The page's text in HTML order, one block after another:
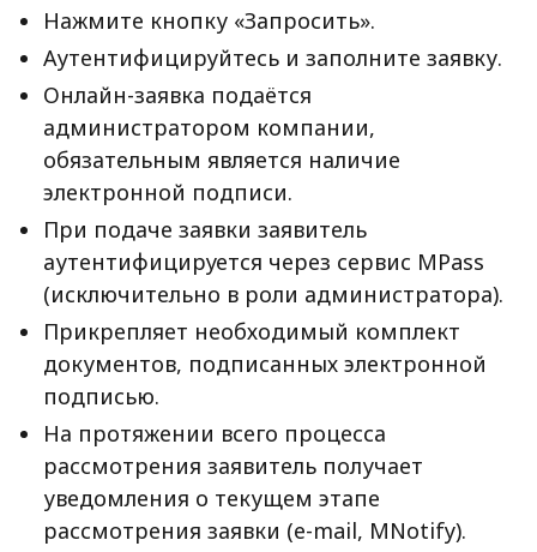
Нажмите кнопку «Запросить».
Аутентифицируйтесь и заполните заявку.
Онлайн-заявка подаётся
администратором компании,
обязательным является наличие
электронной подписи.
При подаче заявки заявитель
аутентифицируется через сервис MPass
(исключительно в роли администратора).
Прикрепляет необходимый комплект
документов, подписанных электронной
подписью.
На протяжении всего процесса
рассмотрения заявитель получает
уведомления о текущем этапе
рассмотрения заявки (e-mail, MNotify).